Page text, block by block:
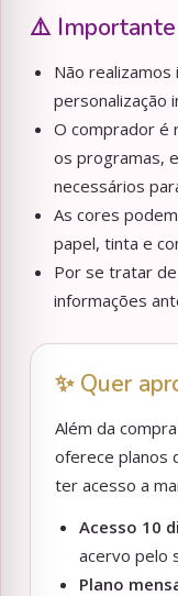
⚠️ Importante
Não
personalização
O comprador é
os programas,
necessários
As cores
papel, tinta e
Por se tratar
informações
✨ Quer
Além da
oferece planos
ter acesso a
Acesso 10
acervo pelo
Plano